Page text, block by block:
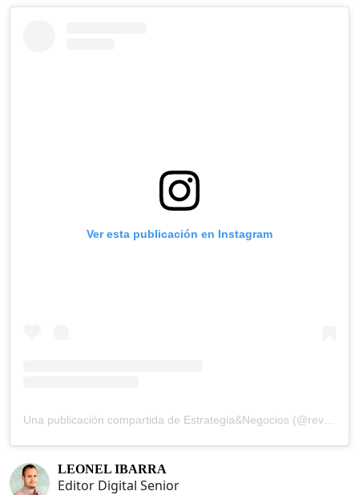
Ver esta publicación en Instagram
LEONEL IBARRA
Editor Digital Senior